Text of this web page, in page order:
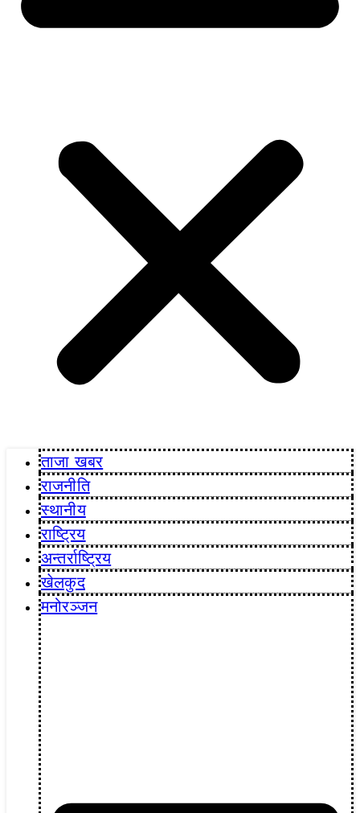
ताजा खबर
राजनीति
स्थानीय
राष्ट्रिय
अन्तर्राष्ट्रिय
खेलकुद
मनोरञ्जन